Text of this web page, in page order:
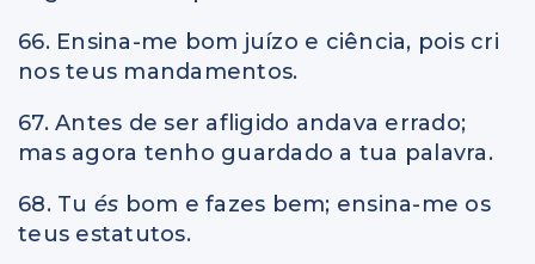
66. Ensina-me bom juízo e ciência, pois cri
nos teus mandamentos.
67. Antes de ser afligido andava errado;
mas agora tenho guardado a tua palavra.
68. Tu és bom e fazes bem; ensina-me os
teus estatutos.